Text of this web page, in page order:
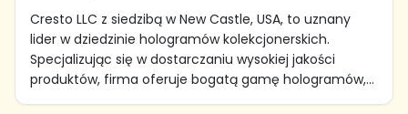
Cresto LLC z siedzibą w New Castle, USA, to uznany
lider w dziedzinie hologramów kolekcjonerskich.
Specjalizując się w dostarczaniu wysokiej jakości
produktów, firma oferuje bogatą gamę hologramów,...